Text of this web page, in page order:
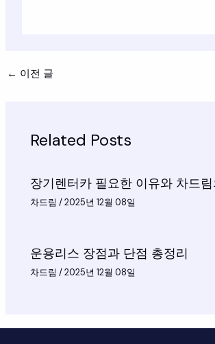
← 이전 글
Related Posts
장기렌터카 필요한 이유와 차드
차드림 /2025년 12월 08일
운용리스 장점과 단점 총정리
차드림 /2025년 12월 08일